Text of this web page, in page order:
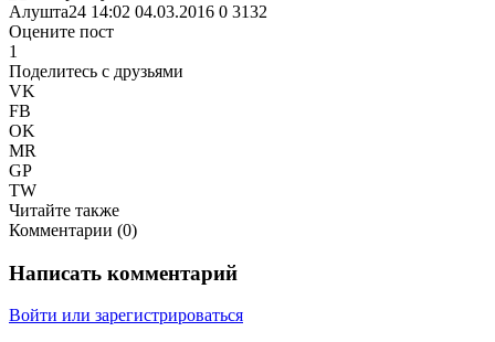
Алушта24 14:02 04.03.2016 0 3132
Оцените пост
1
Поделитесь с друзьями
VK
FB
OK
MR
GP
TW
Читайте также
Комментарии (0)
Написать комментарий
Войти или зарегистрироваться